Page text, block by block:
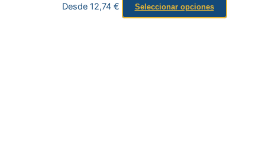
Desde 12,74 € Seleccionar opciones